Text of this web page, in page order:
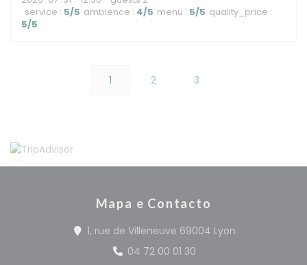
service : 5/5 ambience : 4/5 menu : 5/5 quality_price :
5/5
1 2 3
Mapa e Contacto
1, rue de Villeneuve 69004 Lyon
04 72 00 01 30